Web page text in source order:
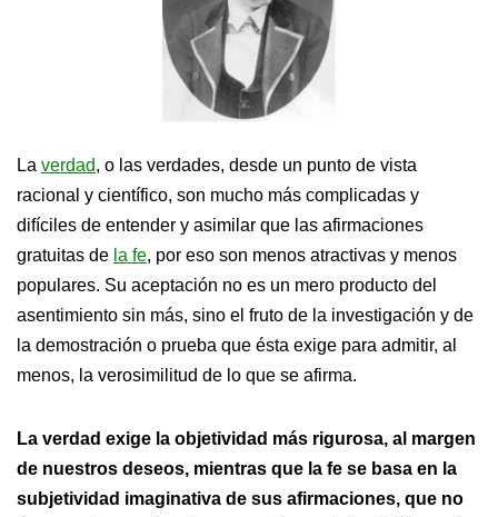
La verdad, o las verdades, desde un punto de vista
racional y científico, son mucho más complicadas y
difíciles de entender y asimilar que las afirmaciones
gratuitas de la fe, por eso son menos atractivas y menos
populares. Su aceptación no es un mero producto del
asentimiento sin más, sino el fruto de la investigación y de
la demostración o prueba que ésta exige para admitir, al
menos, la verosimilitud de lo que se afirma.
La verdad exige la objetividad más rigurosa, al margen
de nuestros deseos, mientras que la fe se basa en la
subjetividad imaginativa de sus afirmaciones, que no